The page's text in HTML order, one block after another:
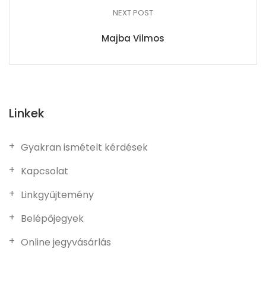
NEXT POST
Majba Vilmos
Linkek
Gyakran ismételt kérdések
Kapcsolat
Linkgyűjtemény
Belépőjegyek
Online jegyvásárlás